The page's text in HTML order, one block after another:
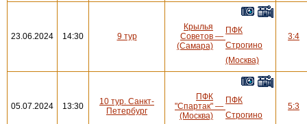
23.06.2024 14:30 9 тур
Крылья
Советов
(Самара)
—
ПФК
Строгино
(Москва)
3:4
05.07.2024 13:30
10 тур. Санкт-
Петербург
ПФК
"Спартак"
(Москва)
—
ПФК
Строгино
5:3